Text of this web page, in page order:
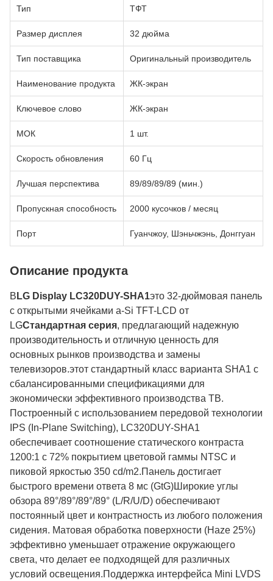
Тип ТФТ
Размер дисплея 32 дюйма
Тип поставщика Оригинальный производитель
Наименование продукта ЖК-экран
Ключевое слово ЖК-экран
МОК 1 шт.
Скорость обновления 60 Гц
Лучшая перспектива 89/89/89/89 (мин.)
Пропускная способность 2000 кусочков / месяц
Порт Гуанчжоу, Шэньчжэнь, Донггуан
Описание продукта
В LG Display LC320DUY-SHA1это 32-дюймовая панель
с открытыми ячейками a-Si TFT-LCD от
LGСтандартная серия, предлагающий надежную
производительность и отличную ценность для
основных рынков производства и замены
телевизоров.этот стандартный класс варианта SHA1 с
сбалансированными спецификациями для
экономически эффективного производства ТВ.
Построенный с использованием передовой технологии
IPS (In-Plane Switching), LC320DUY-SHA1
обеспечивает соотношение статического контраста
1200:1 с 72% покрытием цветовой гаммы NTSC и
пиковой яркостью 350 cd/m2.Панель достигает
быстрого времени ответа 8 мс (GtG)Широкие углы
обзора 89°/89°/89°/89° (L/R/U/D) обеспечивают
постоянный цвет и контрастность из любого положения
сидения. Матовая обработка поверхности (Haze 25%)
эффективно уменьшает отражение окружающего
света, что делает ее подходящей для различных
условий освещения.Поддержка интерфейса Mini LVDS